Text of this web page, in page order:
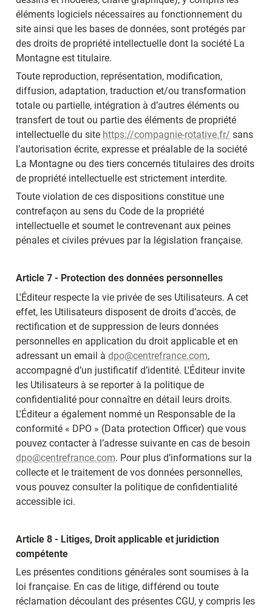
éléments logiciels nécessaires au fonctionnement du
site ainsi que les bases de données, sont protégés par
des droits de propriété intellectuelle dont la société La
Montagne est titulaire.
Toute reproduction, représentation, modification,
diffusion, adaptation, traduction et/ou transformation
totale ou partielle, intégration à d’autres éléments ou
transfert de tout ou partie des éléments de propriété
intellectuelle du site https://compagnie-rotative.fr/ sans
l’autorisation écrite, expresse et préalable de la société
La Montagne ou des tiers concernés titulaires des droits
de propriété intellectuelle est strictement interdite.
Toute violation de ces dispositions constitue une
contrefaçon au sens du Code de la propriété
intellectuelle et soumet le contrevenant aux peines
pénales et civiles prévues par la législation française.
Article 7 - Protection des données personnelles
L'Éditeur respecte la vie privée de ses Utilisateurs. A cet
effet, les Utilisateurs disposent de droits d’accès, de
rectification et de suppression de leurs données
personnelles en application du droit applicable et en
adressant un email à dpo@centrefrance.com,
accompagné d’un justificatif d’identité. L'Éditeur invite
les Utilisateurs à se reporter à la politique de
confidentialité pour connaître en détail leurs droits.
L'Éditeur a également nommé un Responsable de la
conformité « DPO » (Data protection Officer) que vous
dpo@centrefrance.com. Pour plus d’informations sur la
collecte et le traitement de vos données personnelles,
vous pouvez consulter la politique de confidentialité
accessible ici.
Article 8 - Litiges, Droit applicable et juridiction
compétente
Les présentes conditions générales sont soumises à la
loi française. En cas de litige, différend ou toute
réclamation découlant des présentes CGU, y compris les